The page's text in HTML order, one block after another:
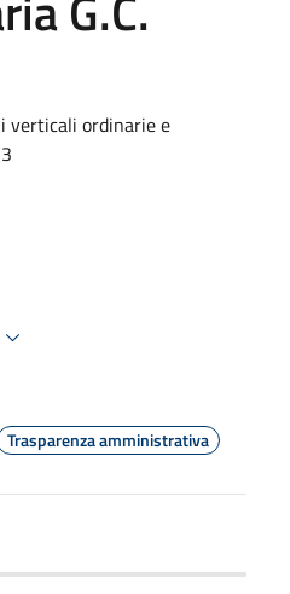
verticali ordinarie e
Trasparenza amministrativa